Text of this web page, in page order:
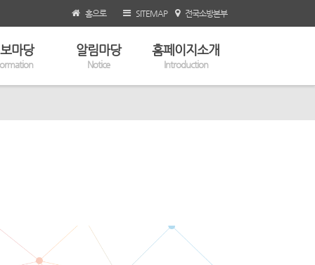
홈으로 SITEMAP 전국소방본부
마당 알림마당
Notice
홈페이지소개
Introduction